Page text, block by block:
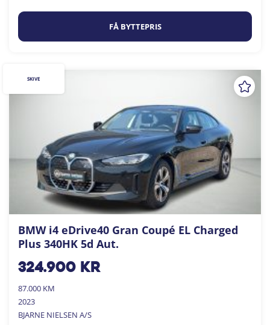
FÅ BYTTEPRIS
BMW i4 eDrive40 Gran Coupé EL Charged
Plus 340HK 5d Aut.
324.900kr
87.000 KM
2023
BJARNE NIELSEN A/S
SKIVE